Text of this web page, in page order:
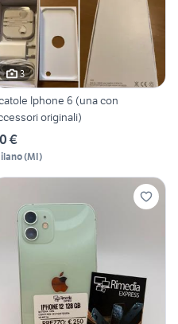
3
Iphone 6 (una con
originali)
€
(MI)